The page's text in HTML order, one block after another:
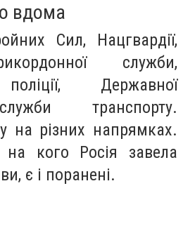
вдома
Сил, Нацгвардії,
служби,
Державної
транспорту.
на різних напрямках.
кого Росія завела
є і поранені.